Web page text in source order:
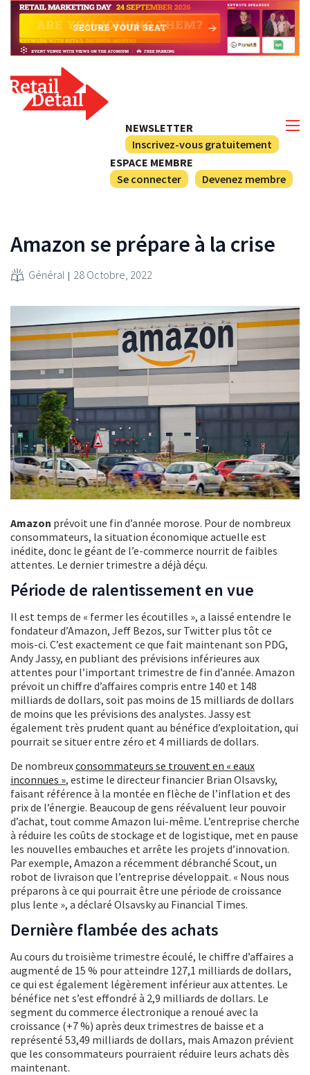
NEWSLETTER
Inscrivez-vous gratuitement
ESPACE MEMBRE
Se connecter
Devenez membre
Amazon se prépare à la crise
Général 28 Octobre, 2022
Amazon prévoit une fin d’année morose. Pour de nombreux
consommateurs, la situation économique actuelle est
inédite, donc le géant de l’e-commerce nourrit de faibles
attentes. Le dernier trimestre a déjà déçu.
Période de ralentissement en vue
Il est temps de « fermer les écoutilles », a laissé entendre le
fondateur d’Amazon, Jeff Bezos, sur Twitter plus tôt ce
mois-ci. C’est exactement ce que fait maintenant son PDG,
Andy Jassy, en publiant des prévisions inférieures aux
attentes pour l’important trimestre de fin d’année. Amazon
prévoit un chiffre d’affaires compris entre 140 et 148
milliards de dollars, soit pas moins de 15 milliards de dollars
de moins que les prévisions des analystes. Jassy est
également très prudent quant au bénéfice d’exploitation, qui
pourrait se situer entre zéro et 4 milliards de dollars.
De nombreuxconsommateurs se trouvent en « eaux
inconnues », estime le directeur financier Brian Olsavsky,
faisant référence à la montée en flèche de l’inflation et des
prix de l’énergie. Beaucoup de gens réévaluent leur pouvoir
d’achat, tout comme Amazon lui-même. L’entreprise cherche
à réduire les coûts de stockage et de logistique, met en pause
les nouvelles embauches et arrête les projets d’innovation.
Par exemple, Amazon a récemment débranché Scout, un
robot de livraison que l’entreprise développait. « Nous nous
préparons à ce qui pourrait être une période de croissance
plus lente », a déclaré Olsavsky au Financial Times.
Dernière flambée des achats
Au cours du troisième trimestre écoulé, le chiffre d’affaires a
augmenté de 15 % pour atteindre 127,1 milliards de dollars,
ce qui est également légèrement inférieur aux attentes. Le
bénéfice net s’est effondré à 2,9 milliards de dollars. Le
segment du commerce électronique a renoué avec la
croissance (+7 %) après deux trimestres de baisse et a
représenté 53,49 milliards de dollars, mais Amazon prévient
que les consommateurs pourraient réduire leurs achats dès
maintenant.